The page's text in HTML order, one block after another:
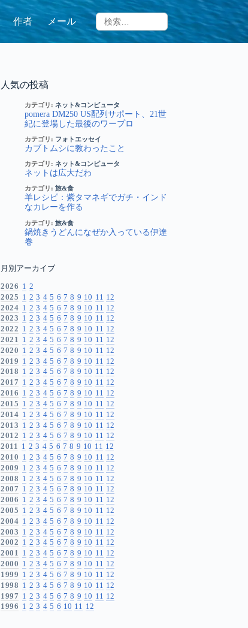
作者 メール
人気の投稿
pomera DM250 US配列サポート、21世
紀に登場した最後のワープロ
カテゴリ:ネット&コンピュータ
カブトムシに教わったこと
カテゴリ: フォトエッセイ
ネットは広大だわ
カテゴリ:ネット&コンピュータ
羊レシピ：紫タマネギでガチ・インド
なカレーを作る
カテゴリ:旅&食
鍋焼きうどんになぜか入っている伊達
巻
カテゴリ:旅&食
月別アーカイブ
2026 1 2
2025 1 2 3 4 5 6 7 8 9 10 11 12
2024 1 2 3 4 5 6 7 8 9 10 11 12
2023 1 2 3 4 5 6 7 8 9 10 11 12
2022 1 2 3 4 5 6 7 8 9 10 11 12
2021 1 2 3 4 5 6 7 8 9 10 11 12
2020 1 2 3 4 5 6 7 8 9 10 11 12
2019 1 2 3 4 5 6 7 8 9 10 11 12
2018 1 2 3 4 5 6 7 8 9 10 11 12
2017 1 2 3 4 5 6 7 8 9 10 11 12
2016 1 2 3 4 5 6 7 8 9 10 11 12
2015 1 2 3 4 5 6 7 8 9 10 11 12
2014 1 2 3 4 5 6 7 8 9 10 11 12
2013 1 2 3 4 5 6 7 8 9 10 11 12
2012 1 2 3 4 5 6 7 8 9 10 11 12
2011 1 2 3 4 5 6 7 8 9 10 11 12
2010 1 2 3 4 5 6 7 8 9 10 11 12
2009 1 2 3 4 5 6 7 8 9 10 11 12
2008 1 2 3 4 5 6 7 8 9 10 11 12
2007 1 2 3 4 5 6 7 8 9 10 11 12
2006 1 2 3 4 5 6 7 8 9 10 11 12
2005 1 2 3 4 5 6 7 8 9 10 11 12
2004 1 2 3 4 5 6 7 8 9 10 11 12
2003 1 2 3 4 5 6 7 8 9 10 11 12
2002 1 2 3 4 5 6 7 8 9 10 11 12
2001 1 2 3 4 5 6 7 8 9 10 11 12
2000 1 2 3 4 5 6 7 8 9 10 11 12
1999 1 2 3 4 5 6 7 8 9 10 11 12
1998 1 2 3 4 5 6 7 8 9 10 11 12
1997 1 2 3 4 5 6 7 8 9 10 11 12
1996 1 2 3 4 5 6 10 11 12